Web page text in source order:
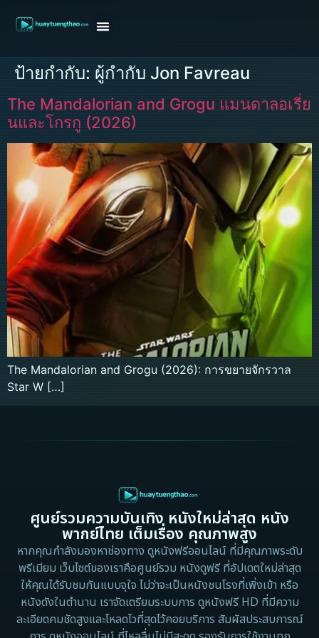
ป้ายกำกับ: ผู้กำกับ Jon Favreau
The Mandalorian and Grogu แมนดาลอเรี่ย
นและโกรกู (2026)
The Mandalorian and Grogu (2026): การขยายจักรวาล
Star W […]
ศูนย์รวมความบันเทิง หนังใหม่ล่าสุด หนัง
พากย์ไทย เต็มเรื่อง คุณภาพสูง
หากคุณกำลังมองหาช่องทาง ดูหนังฟรีออนไลน์ ที่มีคุณภาพระดับ
พรีเมียม เว็บไซต์ของเราคือศูนย์รวม หนังดูฟรี ที่อัปเดตใหม่ล่าสุด
ให้คุณได้รับชมกันแบบจุใจ ไม่ว่าจะเป็นหนังชนโรงที่เพิ่งเข้า หรือ
หนังดังในตำนาน เราจัดเตรียมระบบการ ดูหนังฟรี HD ที่มีความ
ละเอียดคมชัดสูงและโหลดไวที่สุดไว้คอยบริการ สัมผัสประสบการณ์